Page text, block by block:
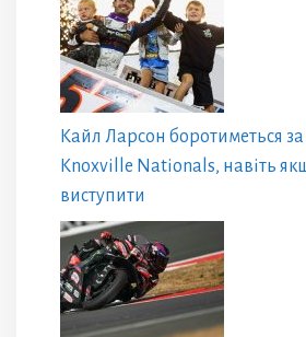
Кайл Ларсон боротиметься за
Knoxville Nationals, навіть
виступити